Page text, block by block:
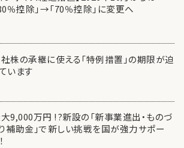
％控除」→「70％控除」に変更へ
株の承継に使える「特例措置」の期限が迫
います
9,000万円 !?新設の「新事業進出・ものづ
補助金」で新しい挑戦を国が強力サポー